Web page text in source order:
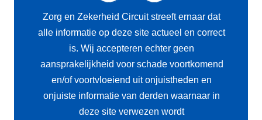
Zorg en Zekerheid Circuit streeft ernaar dat
alle informatie op deze site actueel en correct
is. Wij accepteren echter geen
aansprakelijkheid voor schade voortkomend
en/of voortvloeiend uit onjuistheden en
onjuiste informatie van derden waarnaar in
deze site verwezen wordt